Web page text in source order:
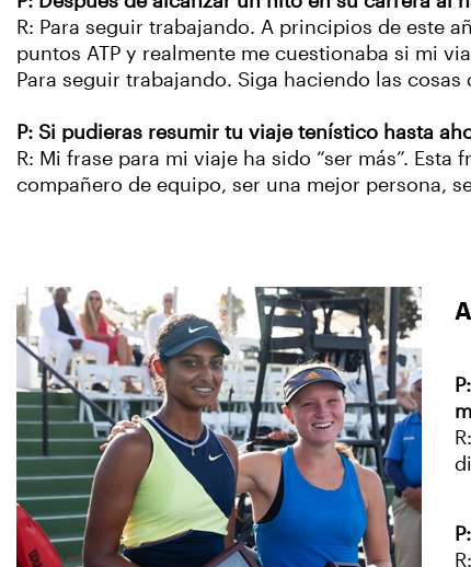
R: Para seguir trabajando. A principios de este
puntos ATP y realmente me cuestionaba si mi
Para seguir trabajando. Siga haciendo las
P: Si pudieras resumir tu viaje tenístico hasta
R: Mi frase para mi viaje ha sido “ser más”.
compañero de equipo, ser una mejor persona,